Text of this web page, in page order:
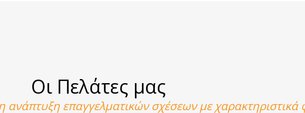
Οι Πελάτες μας
ανάπτυξη επαγγελματικών σχέσεων με χαρακτηριστικά